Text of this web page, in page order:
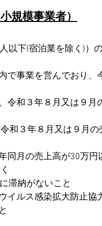
規模事業者）
以下(宿泊業を除く)）
で事業を営んでおり、
令和３年８月又は９月
３年８月又は９月の
同月の売上高が30万円
滞納がないこと
イルス感染拡大防止協